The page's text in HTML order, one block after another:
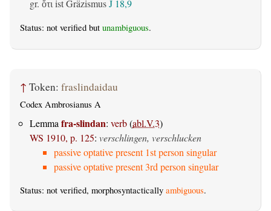
gr. ὅτι ist GräzismusJ 18,9
Status: not verified but unambiguous.
↑ Token: fraslindaidau
Codex Ambrosianus A
Lemma fra-slindan: verb(abl.V.3)
WS 1910, p. 125: verschlingen, verschlucken
passive optative present 1st person singular
passive optative present 3rd person singular
Status: not verified, morphosyntactically ambiguous.